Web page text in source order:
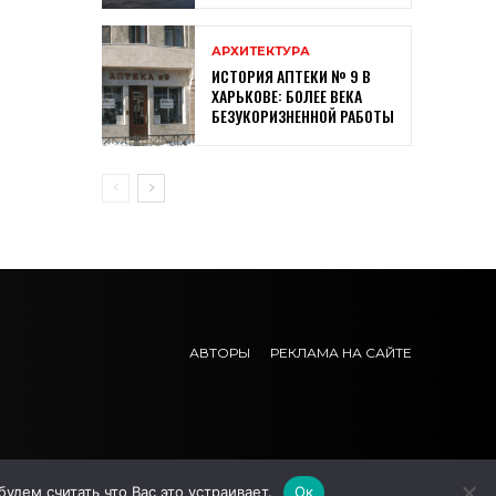
АРХИТЕКТУРА
ИСТОРИЯ АПТЕКИ № 9 В
ХАРЬКОВЕ: БОЛЕЕ ВЕКА
БЕЗУКОРИЗНЕННОЙ РАБОТЫ
АВТОРЫ РЕКЛАМА НА САЙТЕ
считать что Вас это устраивает. Ок